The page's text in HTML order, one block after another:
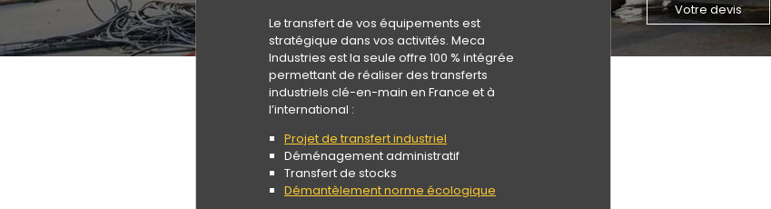
Le transfert de vos équipements est
stratégique dans vos activités. Meca
Industries est la seule offre 100 % intégrée
permettant de réaliser des transferts
industriels clé-en-main en France et à
l’international :
Projet de transfert industriel
Déménagement administratif
Transfert de stocks
Démantèlement norme écologique
Votre devis